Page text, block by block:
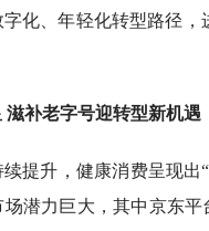
化、年轻化转型路径
补老字号迎转型新机遇
提升，健康消费呈现
潜力巨大，其中京东